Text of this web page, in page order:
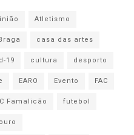
Atletismo
casa das artes
19 cultura
desporto
EARO Evento
FAC
Famalicão
futebol